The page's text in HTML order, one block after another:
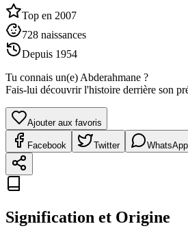
Top en 2007
728 naissances
Depuis 1954
Tu connais un(e) Abderahmane ?
Fais-lui découvrir l'histoire derrière son
Ajouter aux favoris
Facebook Twitter WhatsApp
Signification et Origine